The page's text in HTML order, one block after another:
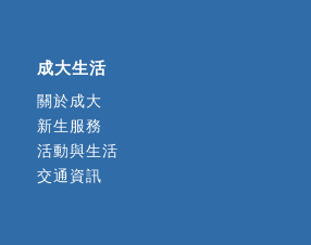
成大生活
關於成大
新生服務
活動與生活
交通資訊